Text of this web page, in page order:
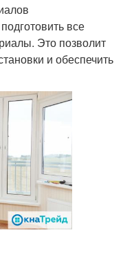
все
Это позволит
и обеспечить